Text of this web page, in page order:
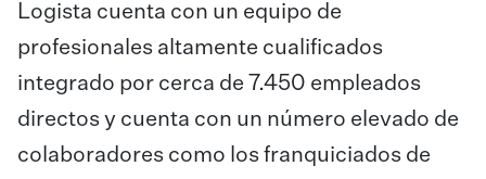
Logista cuenta con un equipo de
profesionales altamente cualificados
integrado por cerca de 7.450 empleados
directos y cuenta con un número elevado de
colaboradores como los franquiciados de